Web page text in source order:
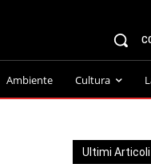
Ambiente Cultura
Ultimi Articoli